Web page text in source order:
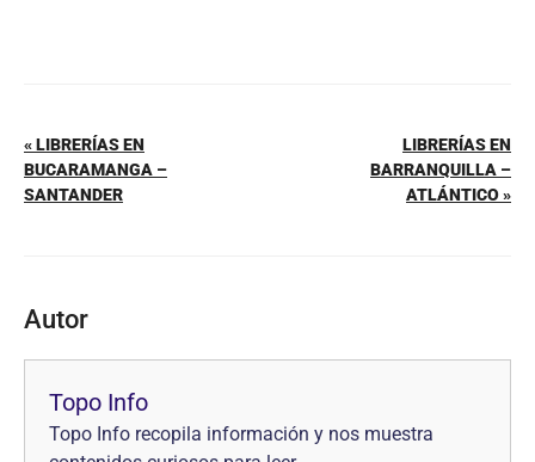
« LIBRERÍAS EN
BUCARAMANGA –
SANTANDER
LIBRERÍAS EN
BARRANQUILLA –
ATLÁNTICO »
Autor
Topo Info
Topo Info recopila información y nos muestra